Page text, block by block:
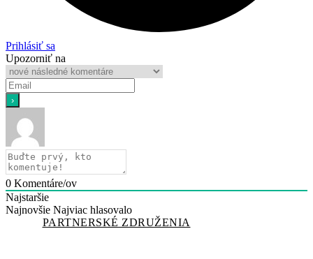
Prihlásiť sa
Upozorniť na
0 Komentáre/ov
Najstaršie
Najnovšie Najviac hlasovalo
PARTNERSKÉ ZDRUŽENIA